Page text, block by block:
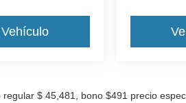
$ 45,481, bono $491 precio